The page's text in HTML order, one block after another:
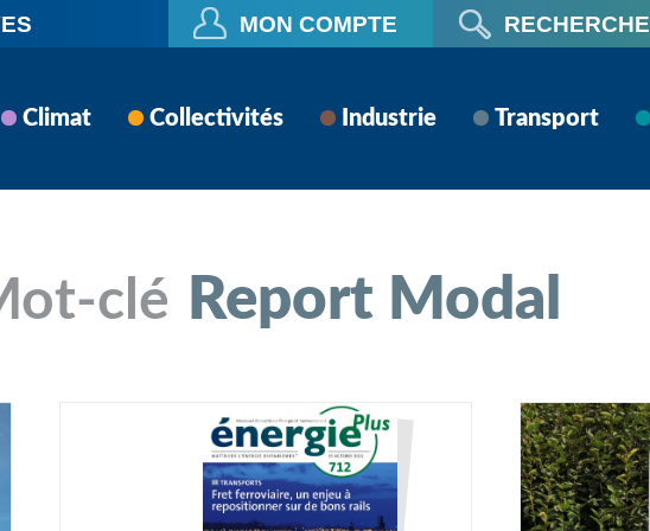
MON COMPTE RECHERCHE
Climat Collectivités Industrie Transport
Report Modal